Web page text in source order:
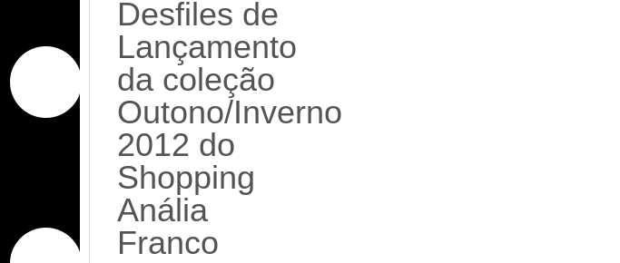
Desfiles de
Lançamento
da coleção
Outono/Inverno
2012 do
Shopping
Anália
Franco